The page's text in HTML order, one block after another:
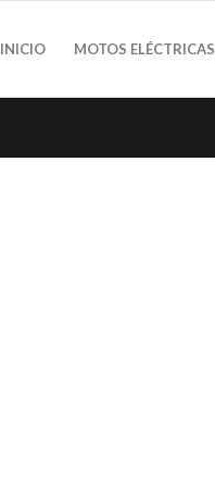
INICIO MOTOS ELÉCTRICAS